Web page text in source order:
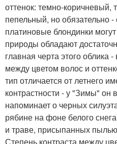
оттенок: темно-
пепельный, но обязательно
платиновые блондинки
природы обладают
главная черта этого облика
между цветом волос и
тип отличается от летнего
контрастности - у "Зимы"
напоминает о черных
рябине на фоне белого
и траве, присыпанных